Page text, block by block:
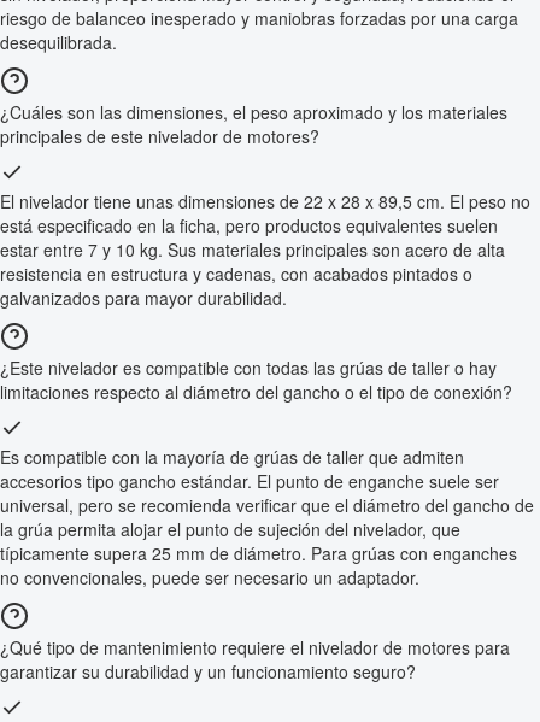
riesgo de balanceo inesperado y maniobras forzadas por una carga
desequilibrada.
¿Cuáles son las dimensiones, el peso aproximado y los materiales
principales de este nivelador de motores?
El nivelador tiene unas dimensiones de 22 x 28 x 89,5 cm. El peso no
está especificado en la ficha, pero productos equivalentes suelen
estar entre 7 y 10 kg. Sus materiales principales son acero de alta
resistencia en estructura y cadenas, con acabados pintados o
galvanizados para mayor durabilidad.
¿Este nivelador es compatible con todas las grúas de taller o hay
limitaciones respecto al diámetro del gancho o el tipo de conexión?
Es compatible con la mayoría de grúas de taller que admiten
accesorios tipo gancho estándar. El punto de enganche suele ser
universal, pero se recomienda verificar que el diámetro del gancho de
la grúa permita alojar el punto de sujeción del nivelador, que
típicamente supera 25 mm de diámetro. Para grúas con enganches
no convencionales, puede ser necesario un adaptador.
¿Qué tipo de mantenimiento requiere el nivelador de motores para
garantizar su durabilidad y un funcionamiento seguro?